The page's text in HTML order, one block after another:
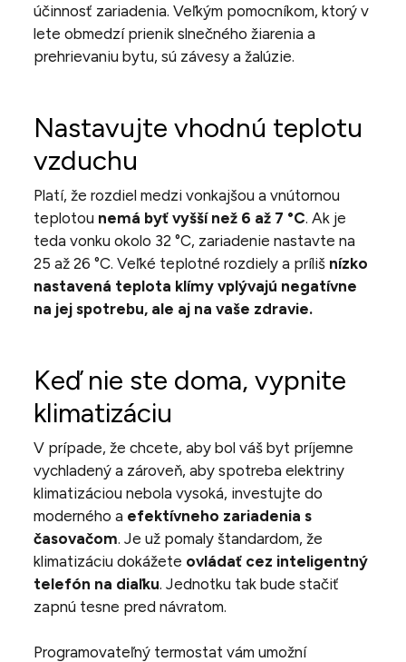
účinnosť zariadenia. Veľkým pomocníkom, ktorý v
lete obmedzí prienik slnečného žiarenia a
prehrievaniu bytu, sú závesy a žalúzie.
Nastavujte vhodnú teplotu
vzduchu
Platí, že rozdiel medzi vonkajšou a vnútornou
teplotou nemá byť vyšší než 6 až 7 °C. Ak je
teda vonku okolo 32 °C, zariadenie nastavte na
25 až 26 °C. Veľké teplotné rozdiely a príliš nízko
nastavená teplota klímy vplývajú negatívne
na jej spotrebu, ale aj na vaše zdravie.
Keď nie ste doma, vypnite
klimatizáciu
V prípade, že chcete, aby bol váš byt príjemne
vychladený a zároveň, aby spotreba elektriny
klimatizáciou nebola vysoká, investujte do
moderného a efektívneho zariadenia s
časovačom. Je už pomaly štandardom, že
klimatizáciu dokážete ovládať cez inteligentný
telefón na diaľku. Jednotku tak bude stačiť
zapnú tesne pred návratom.
Programovateľný termostat vám umožní